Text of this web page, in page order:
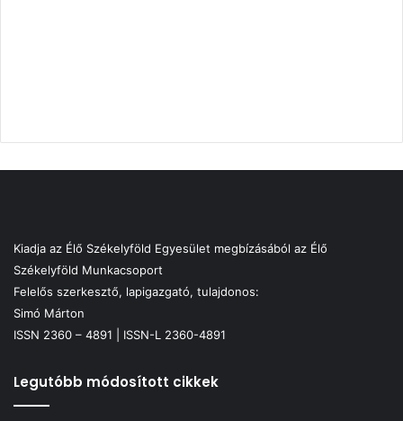
Kiadja az Élő Székelyföld Egyesület megbízásából az Élő
Székelyföld Munkacsoport
Felelős szerkesztő, lapigazgató, tulajdonos:
Simó Márton
ISSN 2360 – 4891 | ISSN-L 2360-4891
Legutóbb módosított cikkek